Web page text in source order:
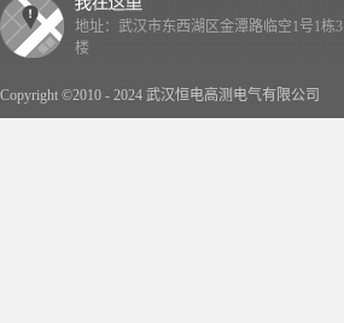
Copyright ©2010 - 2024 武汉恒电高测电气有限公司
地址：武汉市东西湖区金潭路临空1号1栋3
楼